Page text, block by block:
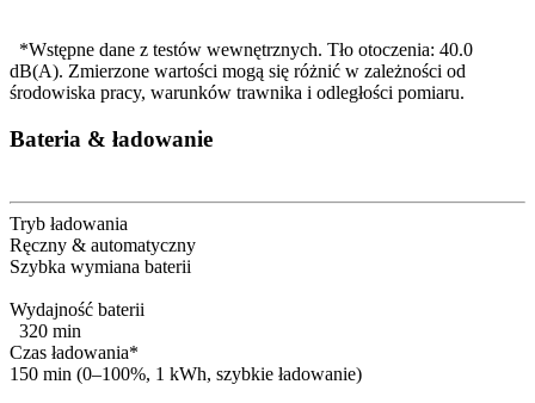
*Wstępne dane z testów wewnętrznych. Tło otoczenia: 40.0
dB(A). Zmierzone wartości mogą się różnić w zależności od
środowiska pracy, warunków trawnika i odległości pomiaru.
Bateria & ładowanie
Tryb ładowania
Ręczny & automatyczny
Szybka wymiana baterii
Wydajność baterii
320 min
Czas ładowania*
150 min (0–100%, 1 kWh, szybkie ładowanie)